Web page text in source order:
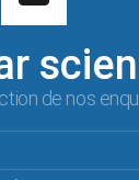
de nos